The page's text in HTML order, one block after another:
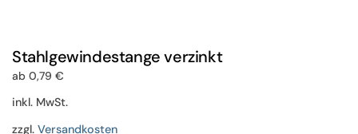
Stahlgewindestange verzinkt
ab 0,79 €
inkl. MwSt.
zzgl. Versandkosten